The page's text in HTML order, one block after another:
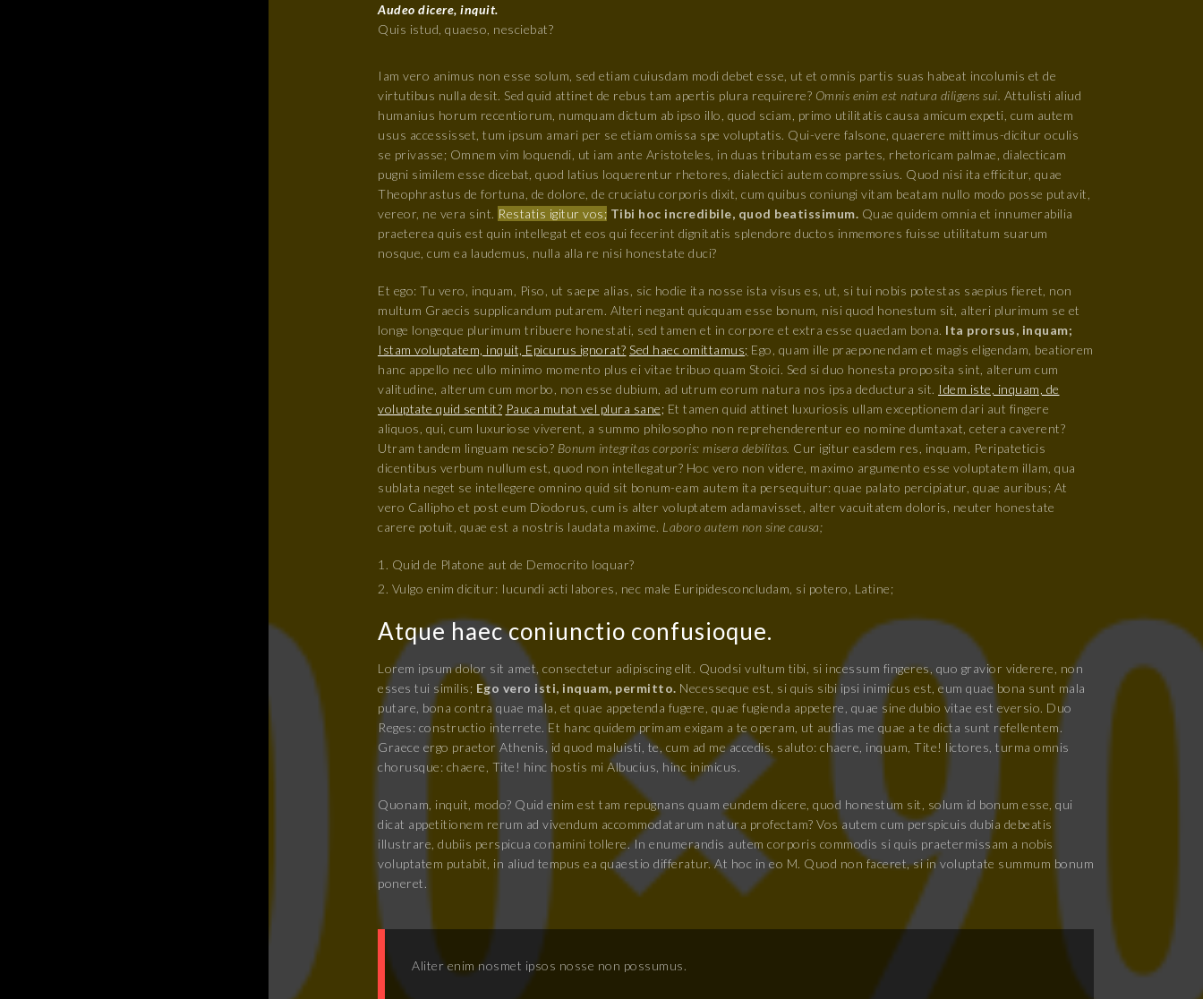
Audeo dicere, inquit.
Quis istud, quaeso, nesciebat?
Iam vero animus non esse solum, sed etiam cuiusdam modi debet esse, ut et omnis partis suas habeat incolumis et de
virtutibus nulla desit. Sed quid attinet de rebus tam apertis plura requirere? Omnis enim est natura diligens sui. Attulisti aliud
humanius horum recentiorum, numquam dictum ab ipso illo, quod sciam, primo utilitatis causa amicum expeti, cum autem
usus accessisset, tum ipsum amari per se etiam omissa spe voluptatis. Qui-vere falsone, quaerere mittimus-dicitur oculis
se privasse; Omnem vim loquendi, ut iam ante Aristoteles, in duas tributam esse partes, rhetoricam palmae, dialecticam
pugni similem esse dicebat, quod latius loquerentur rhetores, dialectici autem compressius. Quod nisi ita efficitur, quae
Theophrastus de fortuna, de dolore, de cruciatu corporis dixit, cum quibus coniungi vitam beatam nullo modo posse putavit,
vereor, ne vera sint. Restatis igitur vos; Tibi hoc incredibile, quod beatissimum. Quae quidem omnia et innumerabilia
praeterea quis est quin intellegat et eos qui fecerint dignitatis splendore ductos inmemores fuisse utilitatum suarum
nosque, cum ea laudemus, nulla alla re nisi honestate duci?
Et ego: Tu vero, inquam, Piso, ut saepe alias, sic hodie ita nosse ista visus es, ut, si tui nobis potestas saepius fieret, non
multum Graecis supplicandum putarem. Alteri negant quicquam esse bonum, nisi quod honestum sit, alteri plurimum se et
longe longeque plurimum tribuere honestati, sed tamen et in corpore et extra esse quaedam bona. Ita prorsus, inquam;
Istam voluptatem, inquit, Epicurus ignorat? Sed haec omittamus; Ego, quam ille praeponendam et magis eligendam, beatiorem
hanc appello nec ullo minimo momento plus ei vitae tribuo quam Stoici. Sed si duo honesta proposita sint, alterum cum
valitudine, alterum cum morbo, non esse dubium, ad utrum eorum natura nos ipsa deductura sit. Idem iste, inquam, de
voluptate quid sentit? Pauca mutat vel plura sane; Et tamen quid attinet luxuriosis ullam exceptionem dari aut fingere
aliquos, qui, cum luxuriose viverent, a summo philosopho non reprehenderentur eo nomine dumtaxat, cetera caverent?
Utram tandem linguam nescio? Bonum integritas corporis: misera debilitas. Cur igitur easdem res, inquam, Peripateticis
dicentibus verbum nullum est, quod non intellegatur? Hoc vero non videre, maximo argumento esse voluptatem illam, qua
sublata neget se intellegere omnino quid sit bonum-eam autem ita persequitur: quae palato percipiatur, quae auribus; At
vero Callipho et post eum Diodorus, cum is alter voluptatem adamavisset, alter vacuitatem doloris, neuter honestate
carere potuit, quae est a nostris laudata maxime. Laboro autem non sine causa;
Quid de Platone aut de Democrito loquar?
Vulgo enim dicitur: Iucundi acti labores, nec male Euripidesconcludam, si potero, Latine;
Atque haec coniunctio confusioque.
Lorem ipsum dolor sit amet, consectetur adipiscing elit. Quodsi vultum tibi, si incessum fingeres, quo gravior viderere, non
esses tui similis; Ego vero isti, inquam, permitto. Necesseque est, si quis sibi ipsi inimicus est, eum quae bona sunt mala
putare, bona contra quae mala, et quae appetenda fugere, quae fugienda appetere, quae sine dubio vitae est eversio. Duo
Reges: constructio interrete. Et hanc quidem primam exigam a te operam, ut audias me quae a te dicta sunt refellentem.
Graece ergo praetor Athenis, id quod maluisti, te, cum ad me accedis, saluto: chaere, inquam, Tite! lictores, turma omnis
chorusque: chaere, Tite! hinc hostis mi Albucius, hinc inimicus.
Quonam, inquit, modo? Quid enim est tam repugnans quam eundem dicere, quod honestum sit, solum id bonum esse, qui
dicat appetitionem rerum ad vivendum accommodatarum natura profectam? Vos autem cum perspicuis dubia debeatis
illustrare, dubiis perspicua conamini tollere. In enumerandis autem corporis commodis si quis praetermissam a nobis
voluptatem putabit, in aliud tempus ea quaestio differatur. At hoc in eo M. Quod non faceret, si in voluptate summum bonum
poneret.
Aliter enim nosmet ipsos nosse non possumus.